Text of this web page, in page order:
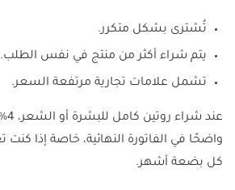
تُشترى بشكل متكرر.
يتم شراء أكثر من منتج في نفس الطلب.
تشمل علامات تجارية مرتفعة السعر.
واضحًا في الفاتورة النهائية، خاصة إذا كنت
كل بضعة أشهر.